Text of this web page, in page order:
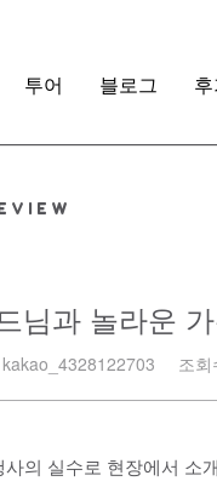
투어 블로그
님과 놀라운
조
의 실수로 현장에서 소